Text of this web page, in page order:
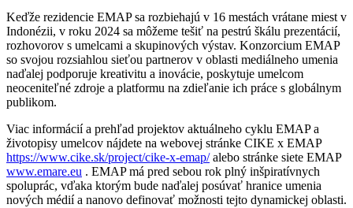
Keďže rezidencie EMAP sa rozbiehajú v 16 mestách vrátane miest v
Indonézii, v roku 2024 sa môžeme tešiť na pestrú škálu prezentácií,
rozhovorov s umelcami a skupinových výstav. Konzorcium EMAP
so svojou rozsiahlou sieťou partnerov v oblasti mediálneho umenia
naďalej podporuje kreativitu a inovácie, poskytuje umelcom
neoceniteľné zdroje a platformu na zdieľanie ich práce s globálnym
publikom.
Viac informácií a prehľad projektov aktuálneho cyklu EMAP a
životopisy umelcov nájdete na webovej stránke CIKE x EMAP
https://www.cike.sk/project/cike-x-emap/alebo stránke siete EMAP
www.emare.eu . EMAP má pred sebou rok plný inšpiratívnych
spoluprác, vďaka ktorým bude naďalej posúvať hranice umenia
nových médií a nanovo definovať možnosti tejto dynamickej oblasti.